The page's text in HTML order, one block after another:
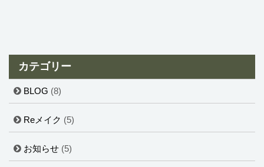
カテゴリー
BLOG (8)
Reメイク (5)
お知らせ (5)